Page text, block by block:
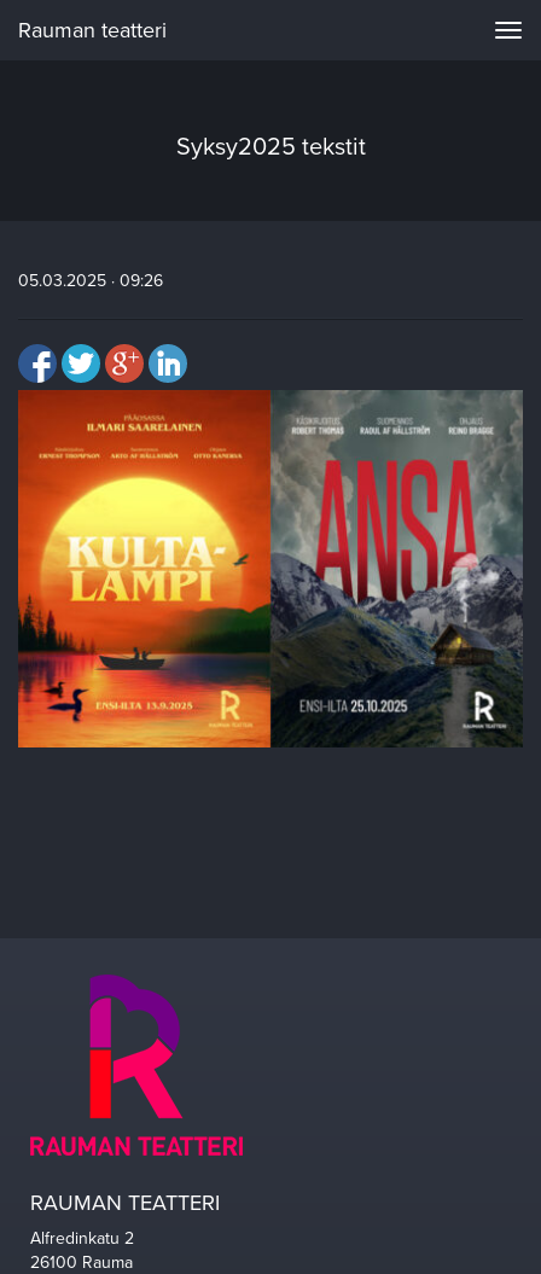
Rauman teatteri
Syksy2025 tekstit
05.03.2025 · 09:26
RAUMAN TEATTERI
Alfredinkatu 2
26100 Rauma